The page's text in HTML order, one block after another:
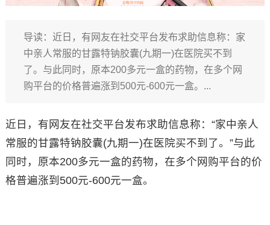
导读：近日，有网友在社交平台发布求助信息称：家
中亲人常服的甘露特钠胶囊(九期一)在医院买不到
了。与此同时，原本200多元一盒的药物，在多个网
购平台的价格普遍涨到500元-600元一盒。...
近日，有网友在社交平台发布求助信息称：“家中亲人
常服的甘露特钠胶囊(九期一)在医院买不到了。”与此
同时，原本200多元一盒的药物，在多个网购平台的价
格普遍涨到500元-600元一盒。